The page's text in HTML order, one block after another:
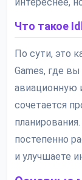
интереснее,
Что такое
По сути, это
Games, где
авиационную
сочетается
постепенно
и улучшаете